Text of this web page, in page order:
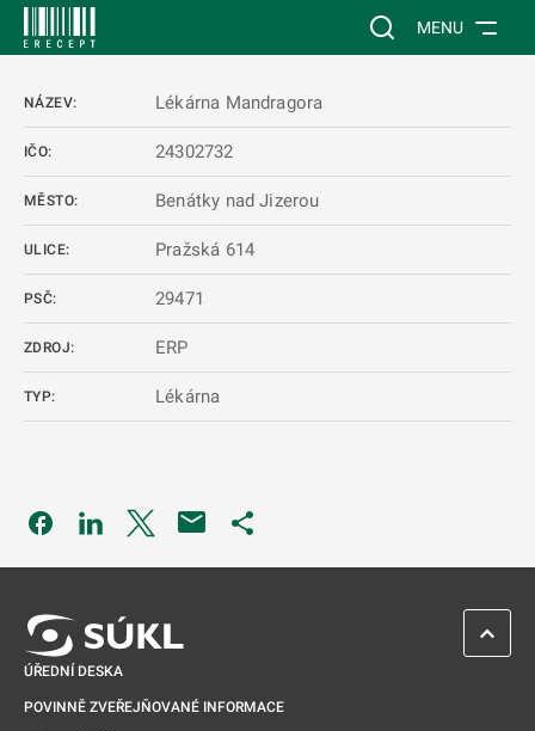
Vyhledávání na
MENU
NÁZEV: Lékárna Mandragora
IČO: 24302732
MĚSTO: Benátky nad Jizerou
ULICE: Pražská 614
PSČ: 29471
ZDROJ: ERP
TYP: Lékárna
Odkaz se otevře na nové kartě
Odkaz se otevře na nové kartě
Odkaz se otevře na nové kartě
ÚŘEDNÍ DESKA
POVINNĚ ZVEŘEJŇOVANÉ INFORMACE
ZPĚT